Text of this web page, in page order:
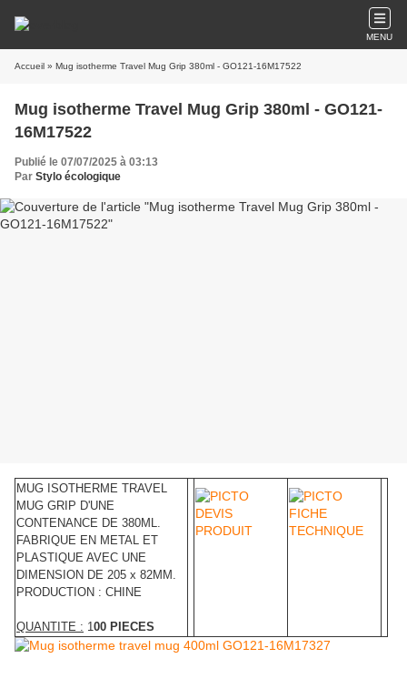
MENU
Accueil » Mug isotherme Travel Mug Grip 380ml - GO121-16M17522
Mug isotherme Travel Mug Grip 380ml - GO121-
16M17522
Publié le 07/07/2025 à 03:13
Par Stylo écologique
MUG ISOTHERME TRAVEL
MUG GRIP D'UNE
CONTENANCE DE 380ML.
FABRIQUE EN METAL ET
PLASTIQUE AVEC UNE
DIMENSION DE 205 x 82MM.
PRODUCTION : CHINE
QUANTITE : 100 PIECES